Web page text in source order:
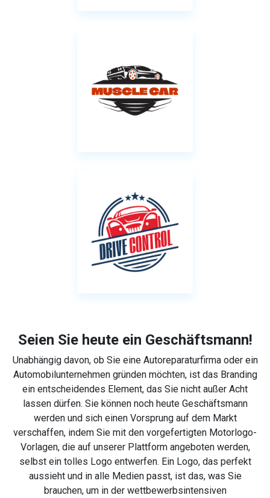
Seien Sie heute ein Geschäftsmann!
Unabhängig davon, ob Sie eine Autoreparaturfirma oder ein
Automobilunternehmen gründen möchten, ist das Branding
ein entscheidendes Element, das Sie nicht außer Acht
lassen dürfen. Sie können noch heute Geschäftsmann
werden und sich einen Vorsprung auf dem Markt
verschaffen, indem Sie mit den vorgefertigten Motorlogo-
Vorlagen, die auf unserer Plattform angeboten werden,
selbst ein tolles Logo entwerfen. Ein Logo, das perfekt
aussieht und in alle Medien passt, ist das, was Sie
brauchen, um in der wettbewerbsintensiven